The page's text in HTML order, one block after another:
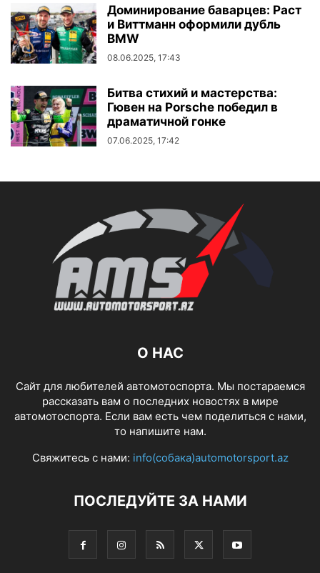
Доминирование баварцев: Раст
и Виттманн оформили дубль
BMW
08.06.2025, 17:43
Битва стихий и мастерства:
Гювен на Porsche победил в
драматичной гонке
07.06.2025, 17:42
О НАС
Сайт для любителей автомотоспорта. Мы постараемся
рассказать вам о последних новостях в мире
автомотоспорта. Если вам есть чем поделиться с нами,
то напишите нам.
Свяжитесь с нами: info(собака)automotorsport.az
ПОСЛЕДУЙТЕ ЗА НАМИ